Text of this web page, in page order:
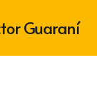
Guaraní